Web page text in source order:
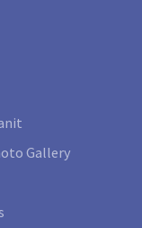
Gallery